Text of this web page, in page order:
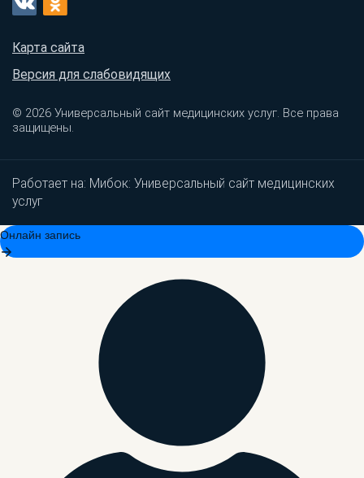
Карта сайта
Версия для слабовидящих
© 2026 Универсальный сайт медицинских услуг. Все права
защищены.
Работает на: Мибок: Универсальный сайт медицинских
услуг